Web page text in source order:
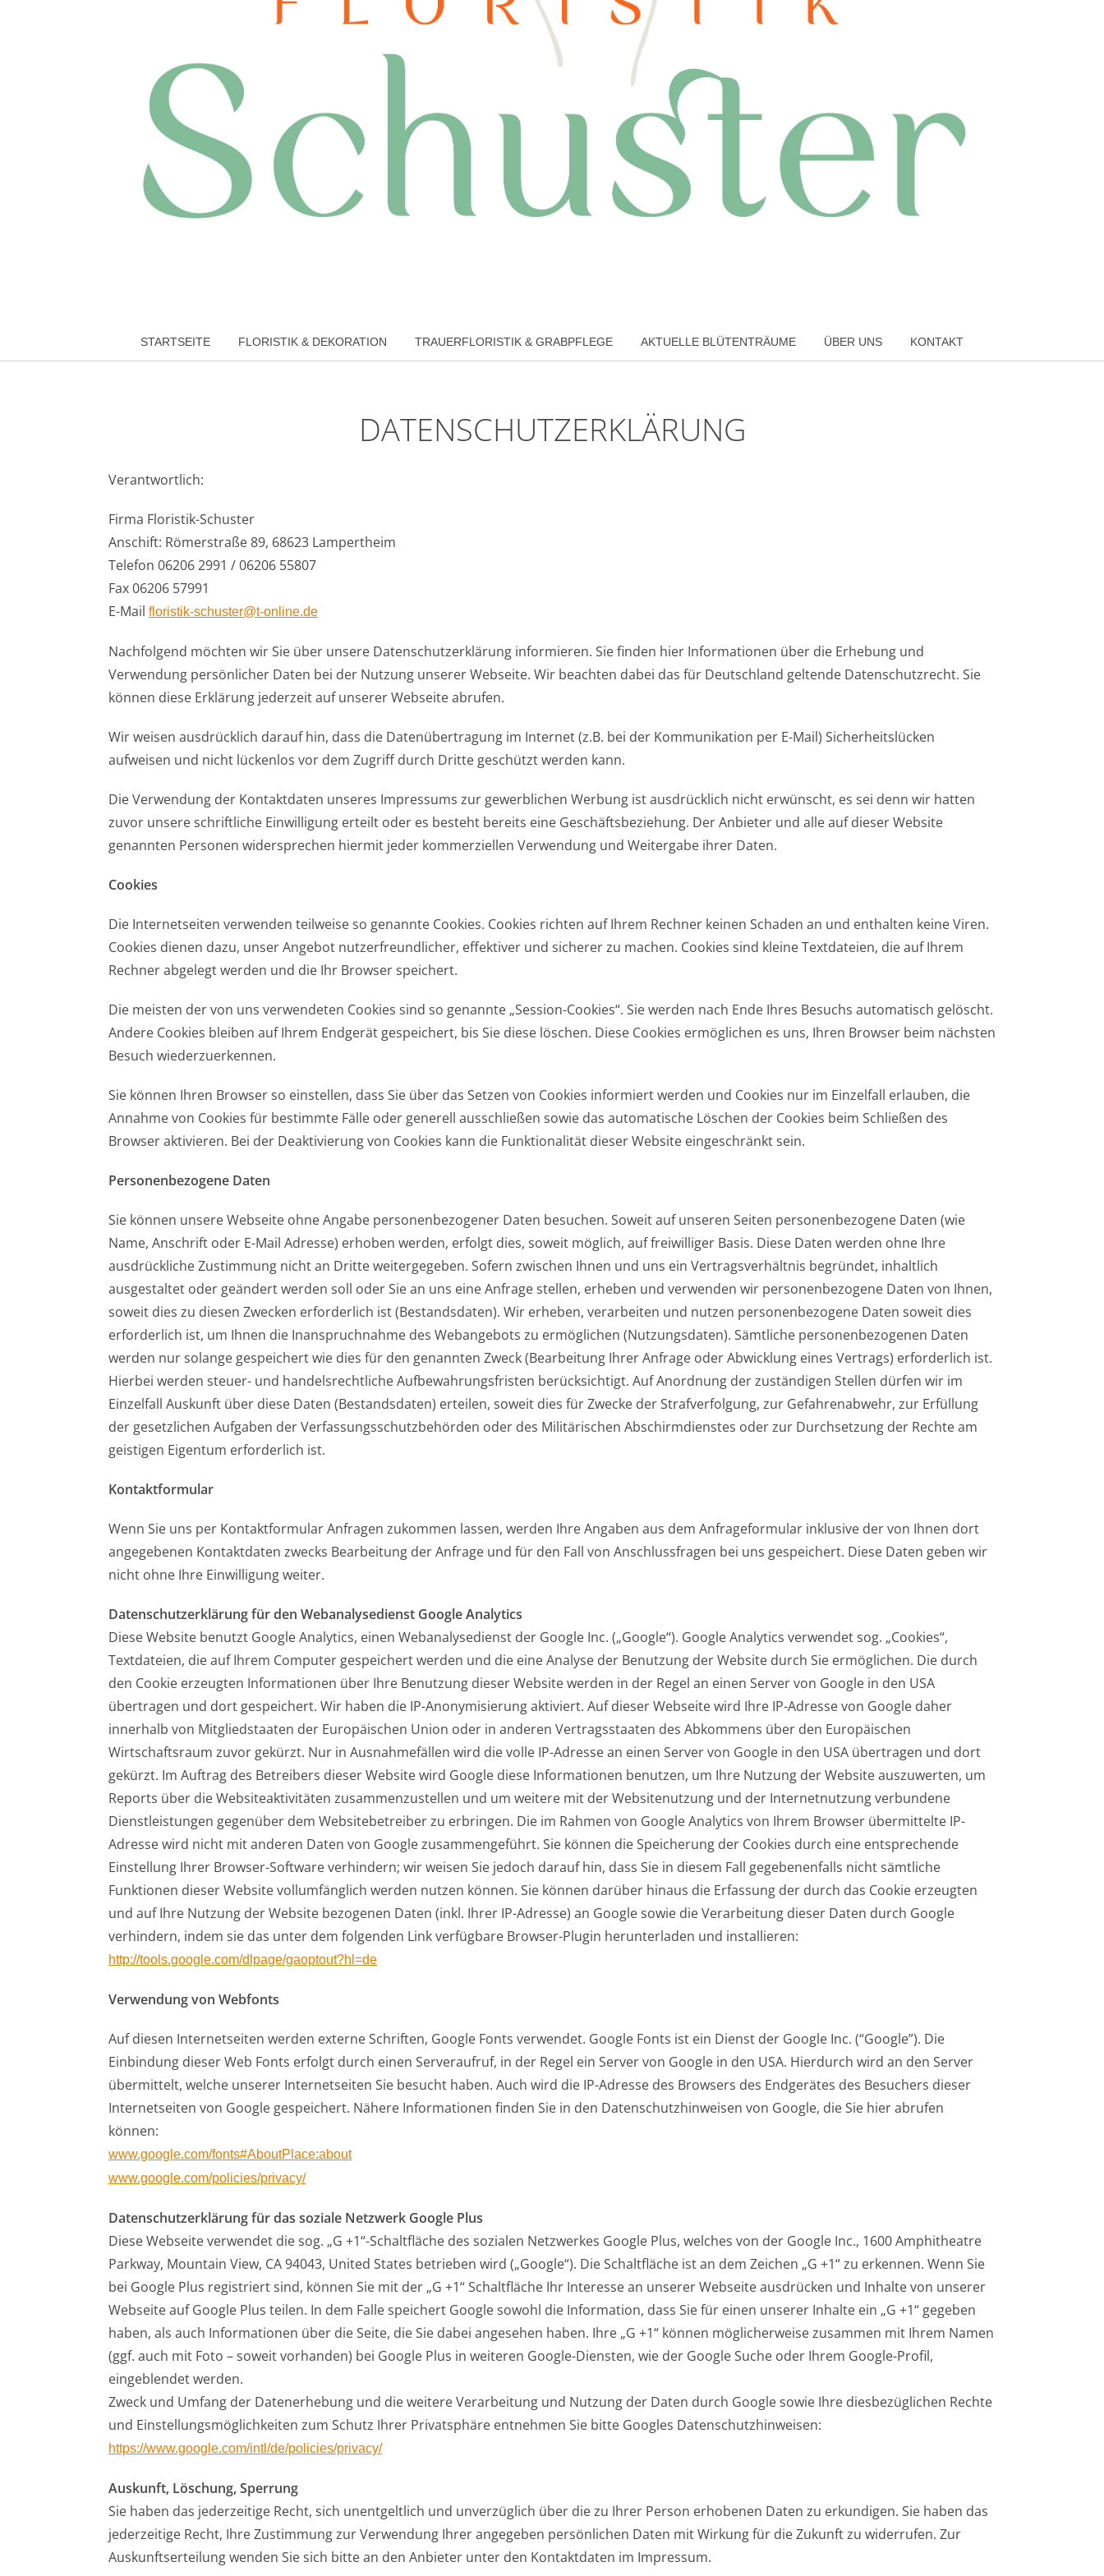
PRIMARY
MENU STARTSEITE FLORISTIK & DEKORATION TRAUERFLORISTIK & GRABPFLEGE AKTUELLE BLÜTENTRÄUME ÜBER UNS KONTAKT
DATENSCHUTZERKLÄRUNG
Verantwortlich:
Firma Floristik-Schuster
Anschift: Römerstraße 89, 68623 Lampertheim
Telefon 06206 2991 / 06206 55807
Fax 06206 57991
E-Mail floristik-schuster@t-online.de
Nachfolgend möchten wir Sie über unsere Datenschutzerklärung informieren. Sie finden hier Informationen über die Erhebung und
Verwendung persönlicher Daten bei der Nutzung unserer Webseite. Wir beachten dabei das für Deutschland geltende Datenschutzrecht. Sie
können diese Erklärung jederzeit auf unserer Webseite abrufen.
Wir weisen ausdrücklich darauf hin, dass die Datenübertragung im Internet (z.B. bei der Kommunikation per E-Mail) Sicherheitslücken
aufweisen und nicht lückenlos vor dem Zugriff durch Dritte geschützt werden kann.
Die Verwendung der Kontaktdaten unseres Impressums zur gewerblichen Werbung ist ausdrücklich nicht erwünscht, es sei denn wir hatten
zuvor unsere schriftliche Einwilligung erteilt oder es besteht bereits eine Geschäftsbeziehung. Der Anbieter und alle auf dieser Website
genannten Personen widersprechen hiermit jeder kommerziellen Verwendung und Weitergabe ihrer Daten.
Cookies
Die Internetseiten verwenden teilweise so genannte Cookies. Cookies richten auf Ihrem Rechner keinen Schaden an und enthalten keine Viren.
Cookies dienen dazu, unser Angebot nutzerfreundlicher, effektiver und sicherer zu machen. Cookies sind kleine Textdateien, die auf Ihrem
Rechner abgelegt werden und die Ihr Browser speichert.
Die meisten der von uns verwendeten Cookies sind so genannte „Session-Cookies“. Sie werden nach Ende Ihres Besuchs automatisch gelöscht.
Andere Cookies bleiben auf Ihrem Endgerät gespeichert, bis Sie diese löschen. Diese Cookies ermöglichen es uns, Ihren Browser beim nächsten
Besuch wiederzuerkennen.
Sie können Ihren Browser so einstellen, dass Sie über das Setzen von Cookies informiert werden und Cookies nur im Einzelfall erlauben, die
Annahme von Cookies für bestimmte Fälle oder generell ausschließen sowie das automatische Löschen der Cookies beim Schließen des
Browser aktivieren. Bei der Deaktivierung von Cookies kann die Funktionalität dieser Website eingeschränkt sein.
Personenbezogene Daten
Sie können unsere Webseite ohne Angabe personenbezogener Daten besuchen. Soweit auf unseren Seiten personenbezogene Daten (wie
Name, Anschrift oder E-Mail Adresse) erhoben werden, erfolgt dies, soweit möglich, auf freiwilliger Basis. Diese Daten werden ohne Ihre
ausdrückliche Zustimmung nicht an Dritte weitergegeben. Sofern zwischen Ihnen und uns ein Vertragsverhältnis begründet, inhaltlich
ausgestaltet oder geändert werden soll oder Sie an uns eine Anfrage stellen, erheben und verwenden wir personenbezogene Daten von Ihnen,
soweit dies zu diesen Zwecken erforderlich ist (Bestandsdaten). Wir erheben, verarbeiten und nutzen personenbezogene Daten soweit dies
erforderlich ist, um Ihnen die Inanspruchnahme des Webangebots zu ermöglichen (Nutzungsdaten). Sämtliche personenbezogenen Daten
werden nur solange gespeichert wie dies für den genannten Zweck (Bearbeitung Ihrer Anfrage oder Abwicklung eines Vertrags) erforderlich ist.
Hierbei werden steuer- und handelsrechtliche Aufbewahrungsfristen berücksichtigt. Auf Anordnung der zuständigen Stellen dürfen wir im
Einzelfall Auskunft über diese Daten (Bestandsdaten) erteilen, soweit dies für Zwecke der Strafverfolgung, zur Gefahrenabwehr, zur Erfüllung
der gesetzlichen Aufgaben der Verfassungsschutzbehörden oder des Militärischen Abschirmdienstes oder zur Durchsetzung der Rechte am
geistigen Eigentum erforderlich ist.
Kontaktformular
Wenn Sie uns per Kontaktformular Anfragen zukommen lassen, werden Ihre Angaben aus dem Anfrageformular inklusive der von Ihnen dort
angegebenen Kontaktdaten zwecks Bearbeitung der Anfrage und für den Fall von Anschlussfragen bei uns gespeichert. Diese Daten geben wir
nicht ohne Ihre Einwilligung weiter.
Datenschutzerklärung für den Webanalysedienst Google Analytics
Diese Website benutzt Google Analytics, einen Webanalysedienst der Google Inc. („Google“). Google Analytics verwendet sog. „Cookies“,
Textdateien, die auf Ihrem Computer gespeichert werden und die eine Analyse der Benutzung der Website durch Sie ermöglichen. Die durch
den Cookie erzeugten Informationen über Ihre Benutzung dieser Website werden in der Regel an einen Server von Google in den USA
übertragen und dort gespeichert. Wir haben die IP-Anonymisierung aktiviert. Auf dieser Webseite wird Ihre IP-Adresse von Google daher
innerhalb von Mitgliedstaaten der Europäischen Union oder in anderen Vertragsstaaten des Abkommens über den Europäischen
Wirtschaftsraum zuvor gekürzt. Nur in Ausnahmefällen wird die volle IP-Adresse an einen Server von Google in den USA übertragen und dort
gekürzt. Im Auftrag des Betreibers dieser Website wird Google diese Informationen benutzen, um Ihre Nutzung der Website auszuwerten, um
Reports über die Websiteaktivitäten zusammenzustellen und um weitere mit der Websitenutzung und der Internetnutzung verbundene
Dienstleistungen gegenüber dem Websitebetreiber zu erbringen. Die im Rahmen von Google Analytics von Ihrem Browser übermittelte IP-
Adresse wird nicht mit anderen Daten von Google zusammengeführt. Sie können die Speicherung der Cookies durch eine entsprechende
Einstellung Ihrer Browser-Software verhindern; wir weisen Sie jedoch darauf hin, dass Sie in diesem Fall gegebenenfalls nicht sämtliche
Funktionen dieser Website vollumfänglich werden nutzen können. Sie können darüber hinaus die Erfassung der durch das Cookie erzeugten
und auf Ihre Nutzung der Website bezogenen Daten (inkl. Ihrer IP-Adresse) an Google sowie die Verarbeitung dieser Daten durch Google
verhindern, indem sie das unter dem folgenden Link verfügbare Browser-Plugin herunterladen und installieren:
http://tools.google.com/dlpage/gaoptout?hl=de
Verwendung von Webfonts
Auf diesen Internetseiten werden externe Schriften, Google Fonts verwendet. Google Fonts ist ein Dienst der Google Inc. (“Google”). Die
Einbindung dieser Web Fonts erfolgt durch einen Serveraufruf, in der Regel ein Server von Google in den USA. Hierdurch wird an den Server
übermittelt, welche unserer Internetseiten Sie besucht haben. Auch wird die IP-Adresse des Browsers des Endgerätes des Besuchers dieser
Internetseiten von Google gespeichert. Nähere Informationen finden Sie in den Datenschutzhinweisen von Google, die Sie hier abrufen
können:
www.google.com/fonts#AboutPlace:about
www.google.com/policies/privacy/
Datenschutzerklärung für das soziale Netzwerk Google Plus
Diese Webseite verwendet die sog. „G +1“-Schaltfläche des sozialen Netzwerkes Google Plus, welches von der Google Inc., 1600 Amphitheatre
Parkway, Mountain View, CA 94043, United States betrieben wird („Google“). Die Schaltfläche ist an dem Zeichen „G +1“ zu erkennen. Wenn Sie
bei Google Plus registriert sind, können Sie mit der „G +1“ Schaltfläche Ihr Interesse an unserer Webseite ausdrücken und Inhalte von unserer
Webseite auf Google Plus teilen. In dem Falle speichert Google sowohl die Information, dass Sie für einen unserer Inhalte ein „G +1“ gegeben
haben, als auch Informationen über die Seite, die Sie dabei angesehen haben. Ihre „G +1“ können möglicherweise zusammen mit Ihrem Namen
(ggf. auch mit Foto – soweit vorhanden) bei Google Plus in weiteren Google-Diensten, wie der Google Suche oder Ihrem Google-Profil,
eingeblendet werden.
Zweck und Umfang der Datenerhebung und die weitere Verarbeitung und Nutzung der Daten durch Google sowie Ihre diesbezüglichen Rechte
und Einstellungsmöglichkeiten zum Schutz Ihrer Privatsphäre entnehmen Sie bitte Googles Datenschutzhinweisen:
https://www.google.com/intl/de/policies/privacy/
Auskunft, Löschung, Sperrung
Sie haben das jederzeitige Recht, sich unentgeltlich und unverzüglich über die zu Ihrer Person erhobenen Daten zu erkundigen. Sie haben das
jederzeitige Recht, Ihre Zustimmung zur Verwendung Ihrer angegeben persönlichen Daten mit Wirkung für die Zukunft zu widerrufen. Zur
Auskunftserteilung wenden Sie sich bitte an den Anbieter unter den Kontaktdaten im Impressum.